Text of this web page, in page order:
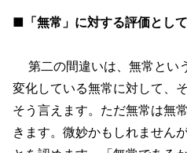
■「無常」に対する評価として
第二の間違いは、無常とい
変化している無常に対して、
そう言えます。ただ無常は無
きます。微妙かもしれません